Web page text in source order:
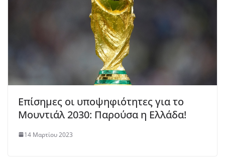
Επίσημες οι υποψηφιότητες για το
Μουντιάλ 2030: Παρούσα η Ελλάδα!
14 Μαρτίου 2023